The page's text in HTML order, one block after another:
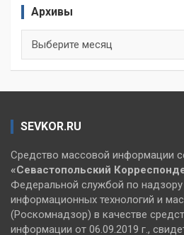
Архивы
SEVKOR.RU
Средство массовой информации
«Севастопольский
Федеральной службой по надзору
информационных технологий и
(Роскомнадзор) в качестве
информации от 06.09.2019 г.,